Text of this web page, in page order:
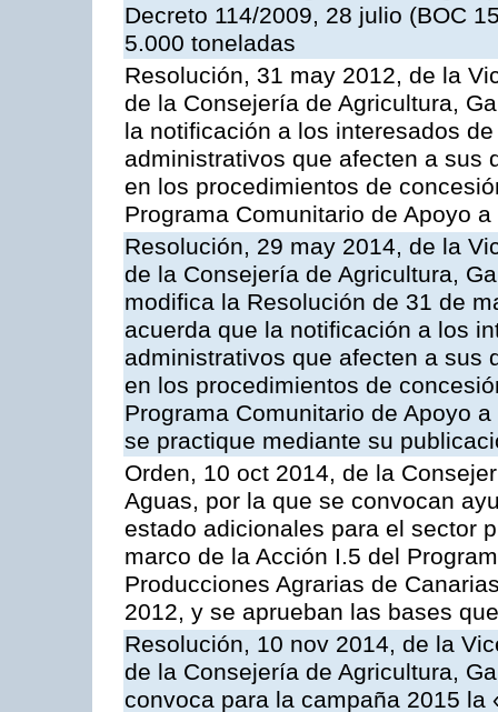
Decreto 114/2009, 28 julio (BOC
5.000 toneladas
Resolución, 31 may 2012, de la
de la Consejería de Agricultura,
la notificación a los interesados
administrativos que afecten a sus
en los procedimientos de
Programa Comunitario de Apoyo
Resolución, 29 may 2014, de la
de la Consejería de Agricultura,
modifica la Resolución de 31 de
acuerda que la notificación a los
administrativos que afecten a sus
en los procedimientos de
Programa Comunitario de Apoyo
se practique mediante su
Orden, 10 oct 2014, de la
Aguas, por la que se convocan
estado adicionales para el sector
marco de la Acción I.5 del
Producciones Agrarias de
2012, y se aprueban las bases
Resolución, 10 nov 2014, de la
de la Consejería de Agricultura,
convoca para la campaña 2015